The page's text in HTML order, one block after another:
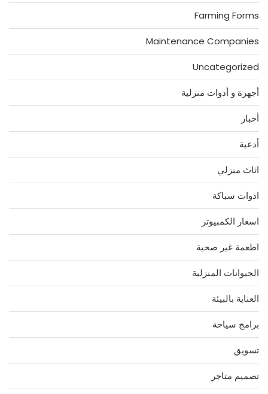
Farming Forms
Maintenance Companies
Uncategorized
أجهرة و أدوات منزلية
أخبار
أدعية
اثاث منزلي
ادوات سباكة
اسعار الكمبيوتر
اطعمة غير صحية
الحيوانات المنزلية
العناية بالبيئة
برامج سياحة
تسويق
تصميم متاجر